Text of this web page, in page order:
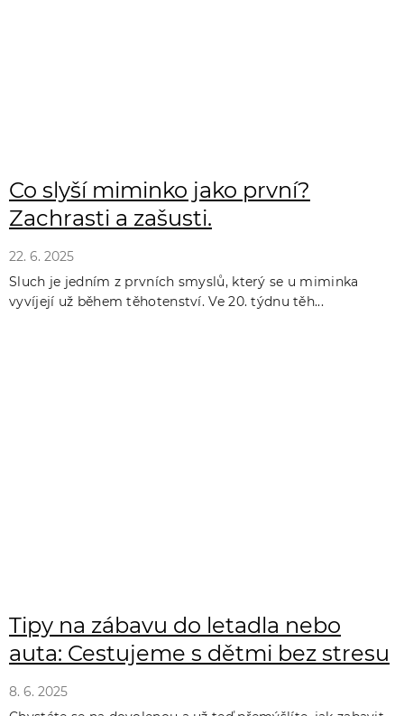
Co slyší miminko jako první?
Zachrasti a zašusti.
22. 6. 2025
Sluch je jedním z prvních smyslů, který se u miminka
vyvíjejí už během těhotenství. Ve 20. týdnu těh...
Tipy na zábavu do letadla nebo
auta: Cestujeme s dětmi bez stresu
8. 6. 2025